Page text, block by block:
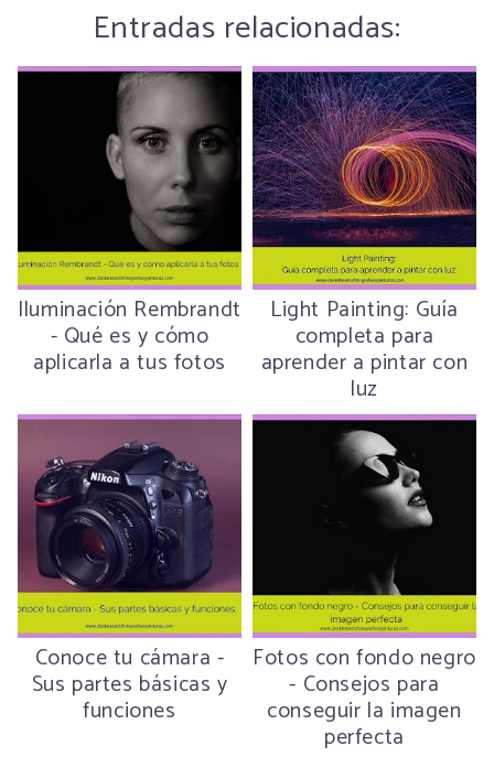
Entradas relacionadas:
Iluminación Rembrandt
- Qué es y cómo
aplicarla a tus fotos
Light Painting: Guía
completa para
aprender a pintar con
luz
Conoce tu cámara -
Sus partes básicas y
funciones
Fotos con fondo negro
- Consejos para
conseguir la imagen
perfecta